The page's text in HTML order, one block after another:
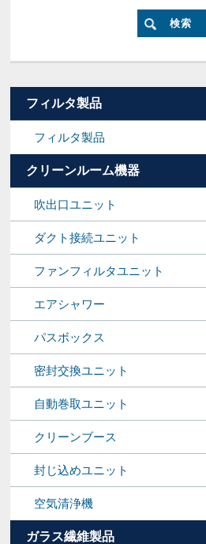
フィルタ製品
フィルタ製品
クリーンルーム機器
吹出口ユニット
ダクト接続ユニット
ファンフィルタユニット
エアシャワー
パスボックス
密封交換ユニット
自動巻取ユニット
クリーンブース
封じ込めユニット
空気清浄機
ガラス繊維製品